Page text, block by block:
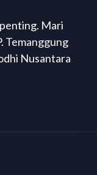
Mari
Temanggung
Nusantara